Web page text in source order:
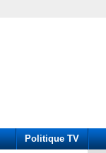
Politique TV